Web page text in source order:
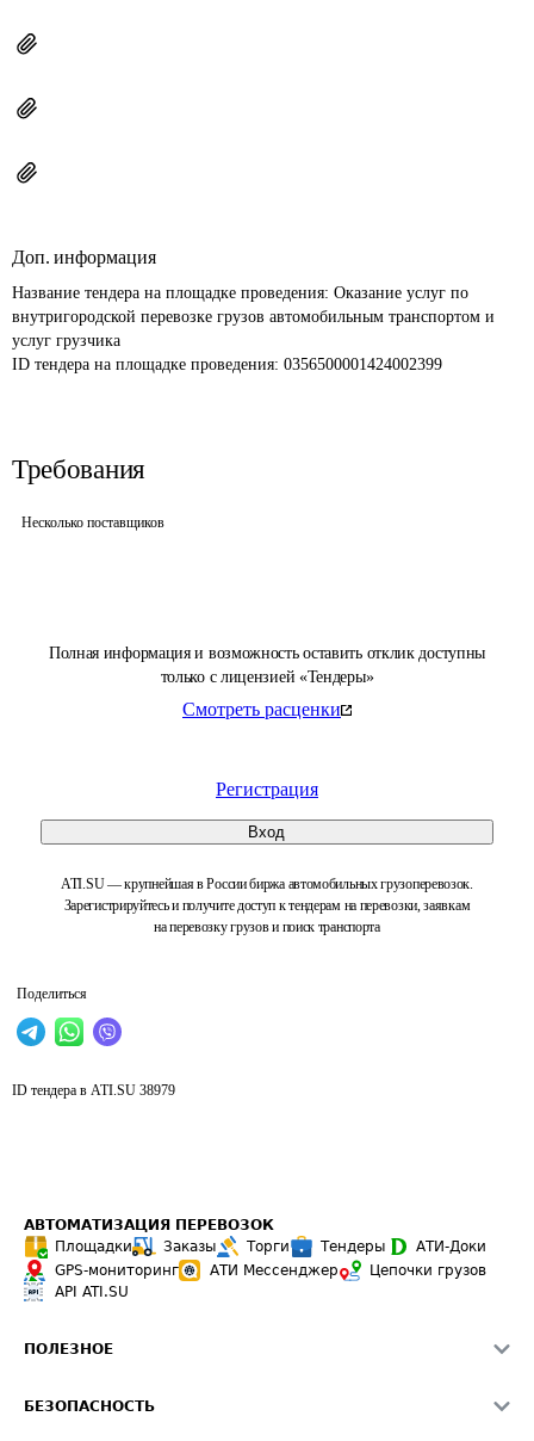
Полная информация и возможность оставить отклик доступны
только с лицензией «Тендеры»
Смотреть расценки
Регистрация
Вход
ATI.SU — крупнейшая в России биржа автомобильных грузоперевозок.
Зарегистрируйтесь и получите доступ к тендерам на перевозки, заявкам
на перевозку грузов и поиск транспорта
Поделиться
Доп. информация
Название тендера на площадке проведения: Оказание услуг по
внутригородской перевозке грузов автомобильным транспортом и
услуг грузчика
ID тендера на площадке проведения: 0356500001424002399
Требования
Несколько поставщиков
ID тендера в ATI.SU 38979
АВТОМАТИЗАЦИЯ ПЕРЕВОЗОК
Площадки
Заказы Торги Тендеры
АТИ-Доки
GPS-мониторинг
АТИ Мессенджер
Цепочки грузов
API ATI.SU
ПОЛЕЗНОЕ
БЕЗОПАСНОСТЬ